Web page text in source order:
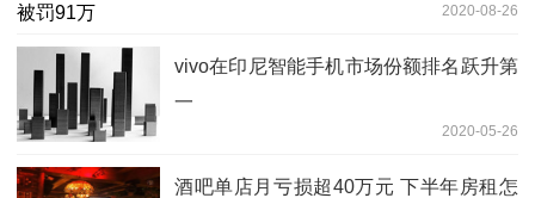
2020-08-26
vivo在印尼智能手机市场份额排名跃升第
一
2020-05-26
酒吧单店月亏损超40万元 下半年房租怎